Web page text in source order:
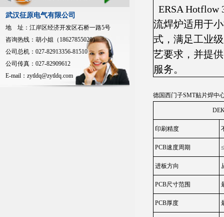
武汉征原电气有限公司
地 址：江岸区经济开发区石桥一路5号
咨询热线：胡小姐（18627855020）
公司总机：027-82913356-81510
公司传真：027-82909612
E-mail： zytldq@zytldq.com
ERSA Hotflow
流焊炉适用于
式，满足工业
艺要求，并提
服务。
德国西门子SMT贴片焊中
印刷精度
PCB速度周期
进板方向
PCB尺寸范围
PCB厚度